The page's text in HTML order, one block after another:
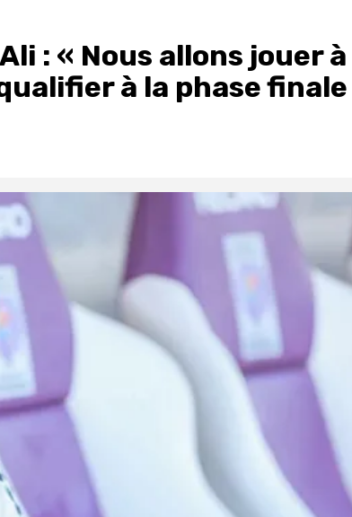
: « Nous allons jouer à
à la phase finale